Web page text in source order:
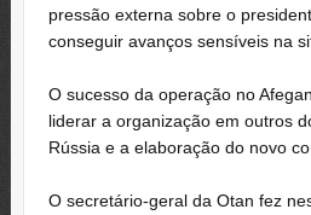
pressão externa sobre o
conseguir avanços sensíveis na
O sucesso da operação no
liderar a organização em outros
Rússia e a elaboração do novo
O secretário-geral da Otan fez